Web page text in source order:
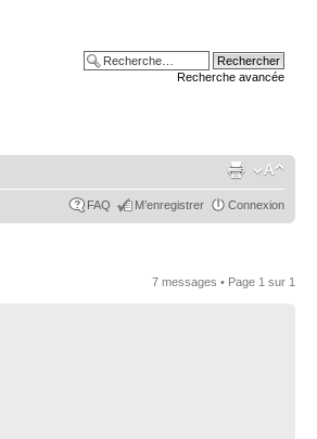
Recherche avancée
FAQ M’enregistrer Connexion
7 messages • Page 1 sur 1